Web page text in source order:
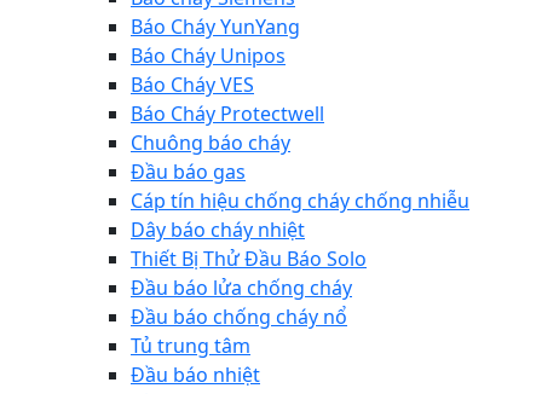
Báo Cháy YunYang
Báo Cháy Unipos
Báo Cháy VES
Báo Cháy Protectwell
Chuông báo cháy
Đầu báo gas
Cáp tín hiệu chống cháy chống nhiễu
Dây báo cháy nhiệt
Thiết Bị Thử Đầu Báo Solo
Đầu báo lửa chống cháy
Đầu báo chống cháy nổ
Tủ trung tâm
Đầu báo nhiệt